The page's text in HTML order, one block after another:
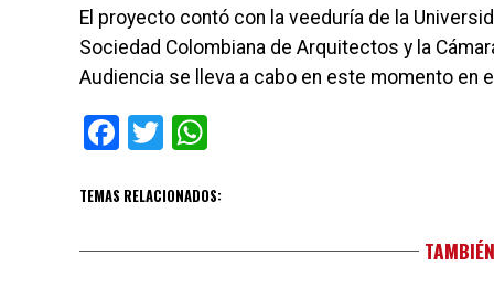
El proyecto contó con la veeduría de la
Sociedad Colombiana de Arquitectos y la
Audiencia se lleva a cabo en este momento en
Facebook
Twitter
TEMAS RELACIONADOS: